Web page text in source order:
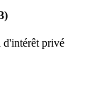
d'intérêt privé